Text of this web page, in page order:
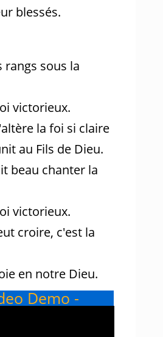
blessés.
rangs sous la
victorieux.
la foi si claire
au Fils de Dieu.
beau chanter la
victorieux.
croire, c'est la
en notre Dieu.
Demo -